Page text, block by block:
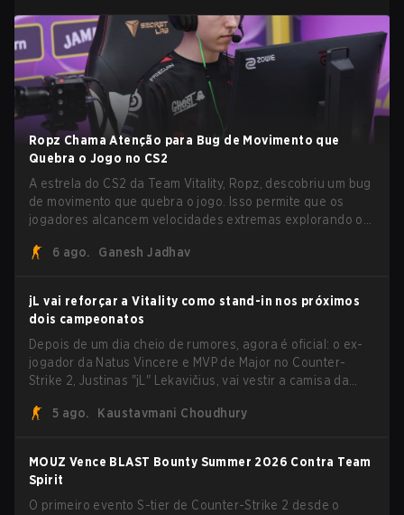
Ropz Chama Atenção para Bug de Movimento que
Quebra o Jogo no CS2
A estrela do CS2 da Team Vitality, Ropz, descobriu um bug
de movimento que quebra o jogo. Isso permite que os
jogadores alcancem velocidades extremas explorando o
6 ago.
Ganesh Jadhav
jL vai reforçar a Vitality como stand-in nos próximos
dois campeonatos
Depois de um dia cheio de rumores, agora é oficial: o ex-
jogador da Natus Vincere e MVP de Major no Counter-
Strike 2, Justinas "jL" Lekavičius, vai vestir a camisa da
Bucharest.
5 ago. Kaustavmani Choudhury
MOUZ Vence BLAST Bounty Summer 2026 Contra Team
Spirit
O primeiro evento S-tier de Counter-Strike 2 desde o